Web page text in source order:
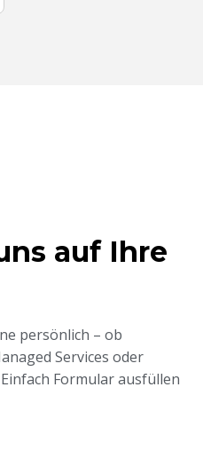
auf Ihre
persönlich – ob
Services oder
Formular ausfüllen